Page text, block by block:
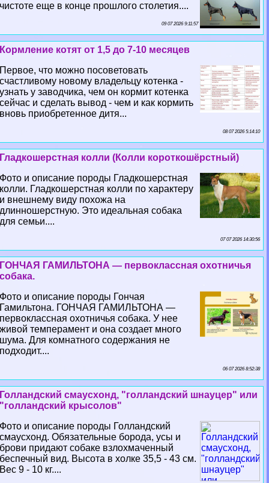
чистоте еще в конце прошлого столетия....
09 07 2026 9:11:57
Кормление котят от 1,5 до 7-10 месяцев
Первое, что можно посоветовать
счастливому новому владельцу котенка -
узнать у заводчика, чем он кормит котенка
сейчас и сделать вывод - чем и как кормить
вновь приобретенное дитя...
08 07 2026 5:14:10
Гладкошерстная колли (Колли короткошёрстный)
Фото и описание породы Гладкошерстная
колли. Гладкошерстная колли по хаpaктеру
и внешнему виду похожа на
длинношерстную. Это идеальная собака
для семьи....
07 07 2026 14:30:56
ГОНЧАЯ ГАМИЛЬТОНА — первоклассная охотничья
собака.
Фото и описание породы Гончая
Гамильтона. ГОНЧАЯ ГАМИЛЬТОНА —
первоклассная охотничья собака. У нее
живой темперамент и она создает много
шума. Для комнатного содержания не
подходит....
06 07 2026 8:52:38
Голландский смаусхонд, "голландский шнауцер" или
"голландский крысолов"
Фото и описание породы Голландский
смаусхонд. Обязательные борода, усы и
брови придают собаке взлохмаченный
беспечный вид. Высота в холке 35,5 - 43 см.
Вес 9 - 10 кг....